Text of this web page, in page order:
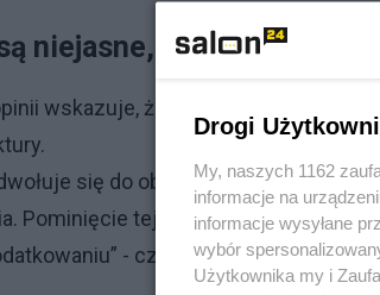
niejasne, fiskus będzie
wskazuje, że projekt w aktualnym
się do obiektów małej
Pominięcie tej kategorii prowadzi
- czytamy w cytowanym
Drogi
My, naszych 1162
informacje na
informacje wysyłane
wybór
Użytkownika my i